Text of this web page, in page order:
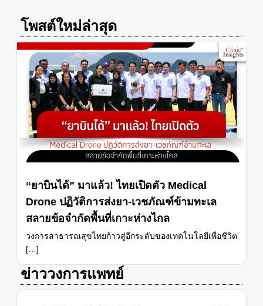
โพสต์ใหม่ล่าสุด
“ยาบินได้” มาแล้ว! ไทยเปิดตัว Medical
Drone ปฏิวัติการส่งยา-เวชภัณฑ์ข้ามทะเล
สลายข้อจำกัดพื้นที่เกาะห่างไกล
วงการสาธารณสุขไทยก้าวสู่อีกระดับของเทคโนโลยีเพื่อชีวิต
[…]
ข่าววงการแพทย์